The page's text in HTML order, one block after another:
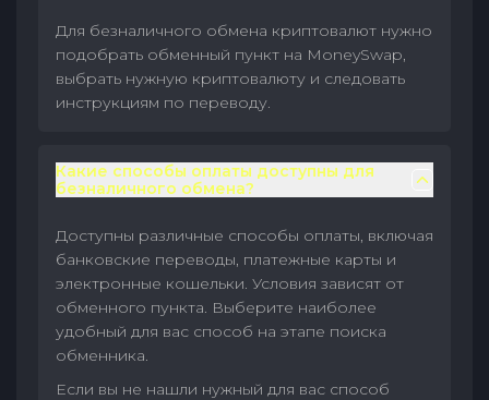
Для безналичного обмена криптовалют нужно
подобрать обменный пункт на MoneySwap,
выбрать нужную криптовалюту и следовать
инструкциям по переводу.
Какие способы оплаты доступны для
безналичного обмена?
Доступны различные способы оплаты, включая
банковские переводы, платежные карты и
электронные кошельки. Условия зависят от
обменного пункта. Выберите наиболее
удобный для вас способ на этапе поиска
обменника.
Если вы не нашли нужный для вас способ